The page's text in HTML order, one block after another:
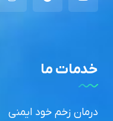
خدمات ما
درمان زخم خود ایمنی